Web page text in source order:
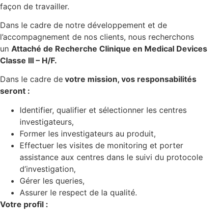
façon de travailler.
Dans le cadre de notre développement et de
l’accompagnement de nos clients, nous recherchons
un Attaché de Recherche Clinique en Medical Devices
Classe III – H/F.
Dans le cadre de votre mission, vos responsabilités
seront :
Identifier, qualifier et sélectionner les centres
investigateurs,
Former les investigateurs au produit,
Effectuer les visites de monitoring et porter
assistance aux centres dans le suivi du protocole
d’investigation,
Gérer les queries,
Assurer le respect de la qualité.
Votre profil :